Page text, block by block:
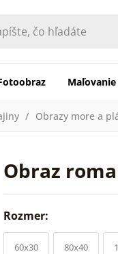
Obrazy more a
Obraz
Rozmer:
60x30 80x40